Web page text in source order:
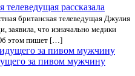
рассказала
британская телеведущая Джулия
заявила, что изначально медики
этом пишет […]
за пивом мужчину